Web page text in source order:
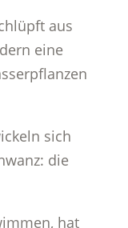
aus
eine
sich
die
hat